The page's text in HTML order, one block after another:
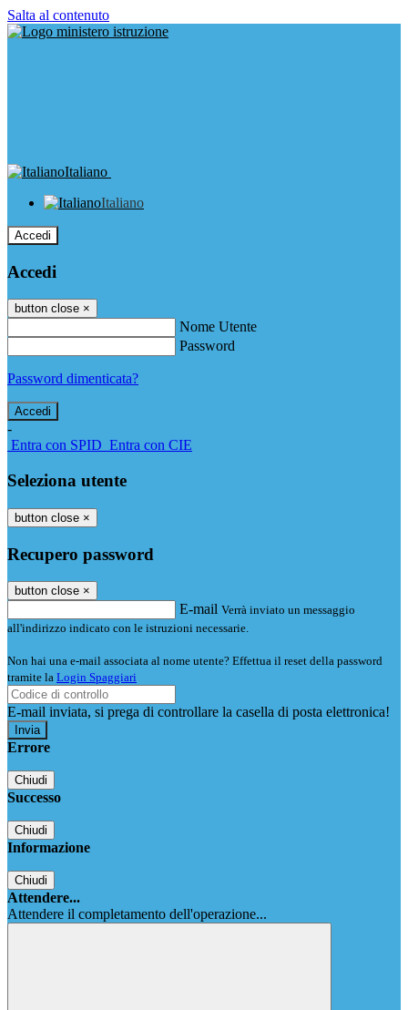
Salta al contenuto
Italiano
Italiano
Accedi
Accedi
button close ×
Nome Utente
Password
Password dimenticata?
-
Entra con SPID Entra con CIE
Seleziona utente
button close ×
Recupero password
button close ×
E-mail Verrà inviato un messaggio
all'indirizzo indicato con le istruzioni necessarie.
Non hai una e-mail associata al nome utente? Effettua il reset della password
tramite la Login Spaggiari
E-mail inviata, si prega di controllare la casella di posta elettronica!
Errore
Chiudi
Successo
Chiudi
Informazione
Chiudi
Attendere...
Attendere il completamento dell'operazione...